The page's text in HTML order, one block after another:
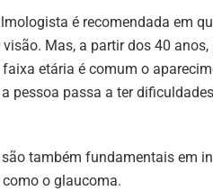
é recomendada em
Mas, a partir dos 40
etária é comum o
pessoa passa a ter
também fundamentais em
o glaucoma.